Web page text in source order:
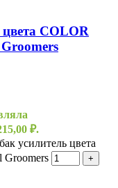
COLOR
₽.
усилитель цвета
+